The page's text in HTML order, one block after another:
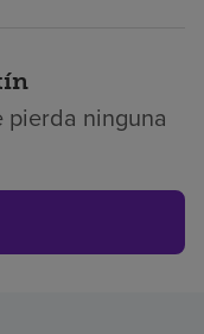
pierda ninguna